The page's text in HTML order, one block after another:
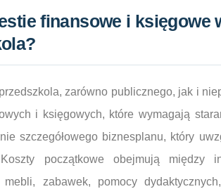
finansowe i księgowe
zarówno publicznego, jak i
i księgowych, które wymagają
szczegółowego biznesplanu, który
Koszty początkowe obejmują
mebli, zabawek, pomocy